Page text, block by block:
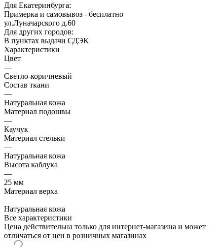
Для Екатеринбурга:
Примерка и самовывоз - бесплатно
ул.Луначарского д.60
Для других городов:
В пунктах выдачи СДЭК
Характеристики
Цвет
—
Светло-коричневый
Состав ткани
—
Натуральная кожа
Материал подошвы
—
Каучук
Материал стельки
—
Натуральная кожа
Высота каблука
—
25 мм
Материал верха
—
Натуральная кожа
Все характеристики
Цена действительна только для интернет-магазина и может
отличаться от цен в розничных магазинах